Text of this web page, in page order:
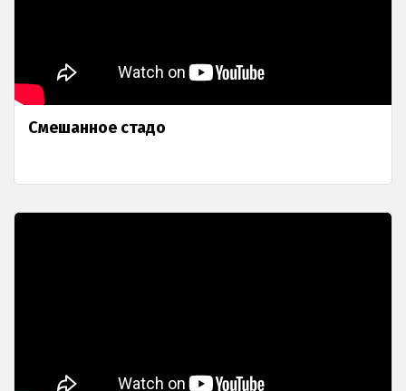
Смешанное стадо